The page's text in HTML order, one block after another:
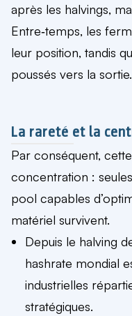
après les halvings,
Entre‑temps, les
leur position, tandis
poussés vers la sortie.
La rareté et la
Par conséquent,
concentration :
pool capables
matériel survivent.
Depuis le halving
hashrate mondial
industrielles
stratégiques.